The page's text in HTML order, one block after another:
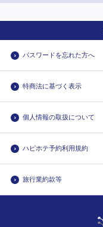
パスワードを忘れた方へ
特商法に基づく表示
個人情報の取扱について
ハピホテ予約利用規約
旅行業約款等